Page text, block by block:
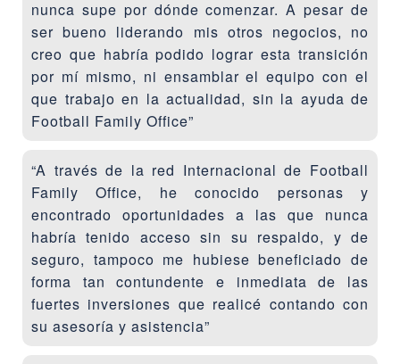
nunca supe por dónde comenzar. A pesar de
ser bueno liderando mis otros negocios, no
creo que habría podido lograr esta transición
por mí mismo, ni ensamblar el equipo con el
que trabajo en la actualidad, sin la ayuda de
Football Family Office”
“A través de la red Internacional de Football
Family Office, he conocido personas y
encontrado oportunidades a las que nunca
habría tenido acceso sin su respaldo, y de
seguro, tampoco me hubiese beneficiado de
forma tan contundente e inmediata de las
fuertes inversiones que realicé contando con
su asesoría y asistencia”